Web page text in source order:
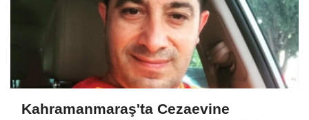
Kahramanmaraş'ta Cezaevine